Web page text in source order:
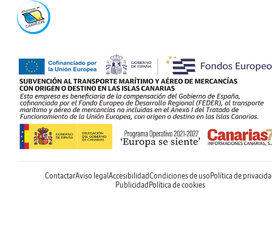
ContactarAviso legal AccesibilidadCondiciones de uso Política de
Publicidad Política de cookies